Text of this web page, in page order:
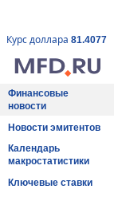
Курс доллара 81.4077
Финансовые
новости
Новости эмитентов
Календарь
макростатистики
Ключевые ставки